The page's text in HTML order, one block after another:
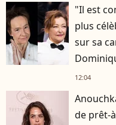
"Il est
plus
sur sa
12:04
de prêt-